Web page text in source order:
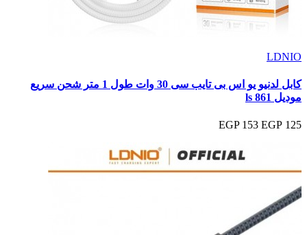
LDNIO
كابل لدنيو يو اس بى تايب سى 30 وات طول 1 متر شحن سريع
موديل ls 861
125 EGP
153 EGP